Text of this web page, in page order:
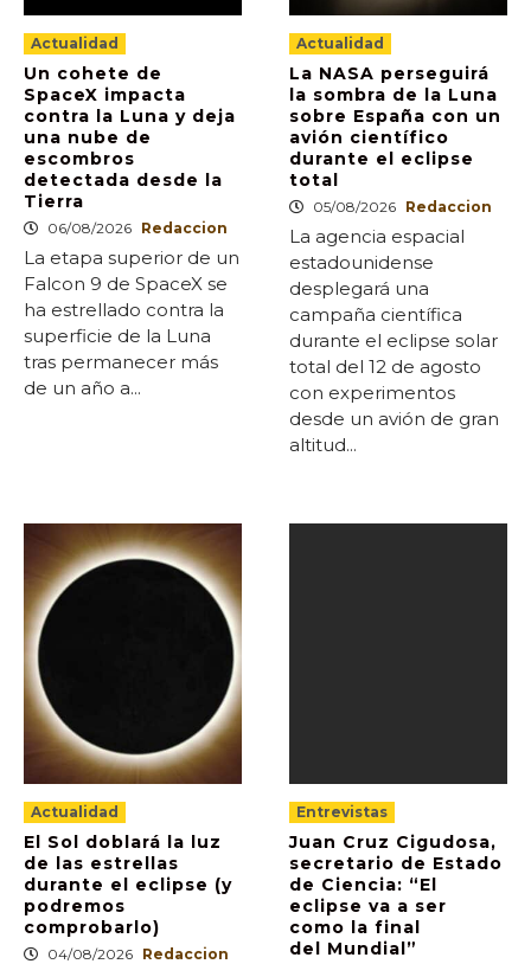
Actualidad
Un cohete de
SpaceX impacta
contra la Luna y deja
una nube de
escombros
detectada desde la
Tierra
06/08/2026 Redaccion
La etapa superior de un
Falcon 9 de SpaceX se
ha estrellado contra la
superficie de la Luna
tras permanecer más
de un año a...
Actualidad
La NASA perseguirá
la sombra de la Luna
sobre España con un
avión científico
durante el eclipse
total
05/08/2026 Redaccion
La agencia espacial
estadounidense
desplegará una
campaña científica
durante el eclipse solar
total del 12 de agosto
con experimentos
desde un avión de gran
altitud...
Actualidad
El Sol doblará la luz
de las estrellas
durante el eclipse (y
podremos
comprobarlo)
04/08/2026 Redaccion
Entrevistas
Juan Cruz Cigudosa,
secretario de Estado
de Ciencia: “El
eclipse va a ser
como la final
del Mundial”